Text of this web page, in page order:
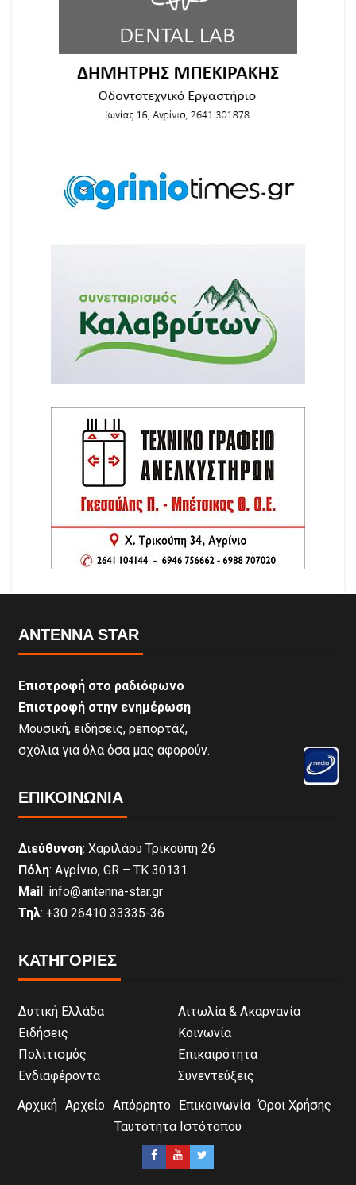
ANTENNA STAR
Επιστροφή στο ραδιόφωνο
Επιστροφή στην ενημέρωση
Μουσική, ειδήσεις, ρεπορτάζ,
σχόλια για όλα όσα μας αφορούν.
ΕΠΙΚΟΙΝΩΝΊΑ
Διεύθυνση: Χαριλάου Τρικούπη 26
Πόλη: Αγρίνιο, GR – ΤΚ 30131
Mail: info@antenna-star.gr
Τηλ: +30 26410 33335-36
ΚΑΤΗΓΟΡΙΕΣ
Δυτική Ελλάδα
Αιτωλία & Ακαρνανία
Ειδήσεις
Κοινωνία
Πολιτισμός
Επικαιρότητα
Ενδιαφέροντα
Συνεντεύξεις
Αρχική Αρχείο Απόρρητο Επικοινωνία Όροι Χρήσης
Ταυτότητα Ιστότοπου